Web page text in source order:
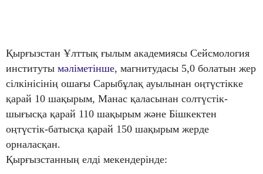
Қырғызстан Ұлттық ғылым академиясы Сейсмология
институты мәліметінше, магнитудасы 5,0 болатын жер
сілкінісінің ошағы Сарыбұлақ ауылынан оңтүстікке
қарай 10 шақырым, Манас қаласынан солтүстік-
шығысқа қарай 110 шақырым және Бішкектен
оңтүстік-батысқа қарай 150 шақырым жерде
орналасқан.
Қырғызстанның елді мекендерінде: